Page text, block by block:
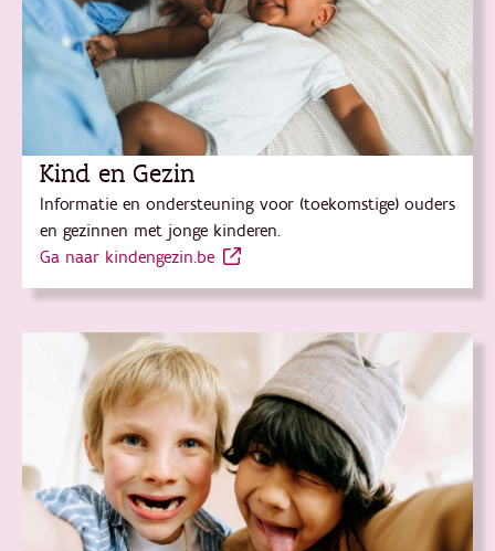
Kind en Gezin
Informatie en ondersteuning voor (toekomstige) ouders
en gezinnen met jonge kinderen.
Ga naar kindengezin.be